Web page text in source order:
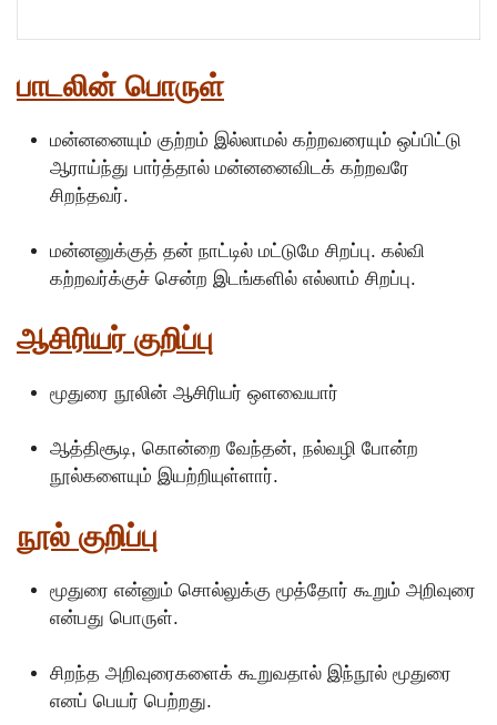
பாடலின் பொருள்
மன்னனையும் குற்றம் இல்லாமல் கற்றவரையும் ஒப்பிட்டு
ஆராய்ந்து பார்த்தால் மன்னனைவிடக் கற்றவரே
சிறந்தவர்.
மன்னனுக்குத் தன் நாட்டில் மட்டுமே சிறப்பு. கல்வி
கற்றவர்க்குச் சென்ற இடங்களில் எல்லாம் சிறப்பு.
ஆசிரியர் குறிப்பு
மூதுரை நூலின் ஆசிரியர் ஒளவையார்
ஆத்திசூடி, கொன்றை வேந்தன், நல்வழி போன்ற
நூல்களையும் இயற்றியுள்ளார்.
நூல் குறிப்பு
மூதுரை என்னும் சொல்லுக்கு மூத்தோர் கூறும் அறிவுரை
என்பது பொருள்.
சிறந்த அறிவுரைகளைக் கூறுவதால் இந்நூல் மூதுரை
எனப் பெயர் பெற்றது.